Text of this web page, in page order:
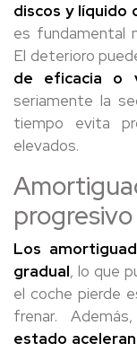
discos y líquido
es fundamental
El deterioro
de eficacia o
seriamente la
tiempo evita
elevados.
progresivo
Los
gradual, lo que
el coche pierde
frenar. Además,
estado